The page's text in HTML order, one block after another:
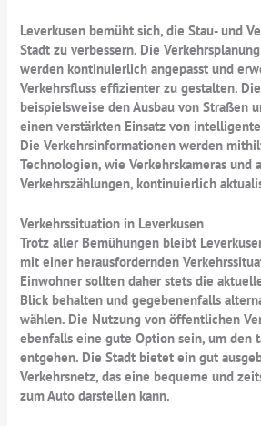
Leverkusen bemüht sich, die Stau- und
Stadt zu verbessern. Die
werden kontinuierlich angepasst und
Verkehrsfluss effizienter zu gestalten.
beispielsweise den Ausbau von Straßen
einen verstärkten Einsatz von
Die Verkehrsinformationen werden
Technologien, wie Verkehrskameras und
Verkehrszählungen, kontinuierlich
Verkehrssituation in Leverkusen
Trotz aller Bemühungen bleibt
mit einer herausfordernden
Einwohner sollten daher stets die
Blick behalten und gegebenenfalls
wählen. Die Nutzung von öffentlichen
ebenfalls eine gute Option sein, um den
entgehen. Die Stadt bietet ein gut
Verkehrsnetz, das eine bequeme und
zum Auto darstellen kann.